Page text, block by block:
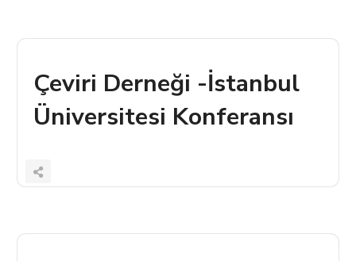
Çeviri Derneği -İstanbul
Üniversitesi Konferansı